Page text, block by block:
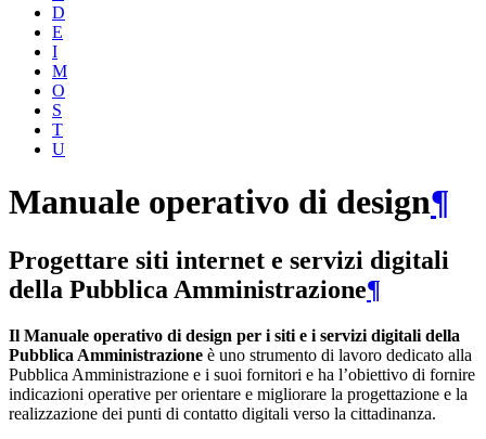
D
E
I
M
O
S
T
U
Manuale operativo di design¶
Progettare siti internet e servizi digitali
della Pubblica Amministrazione¶
Il Manuale operativo di design per i siti e i servizi digitali della
Pubblica Amministrazione è uno strumento di lavoro dedicato alla
Pubblica Amministrazione e i suoi fornitori e ha l’obiettivo di fornire
indicazioni operative per orientare e migliorare la progettazione e la
realizzazione dei punti di contatto digitali verso la cittadinanza.